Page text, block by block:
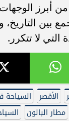
من أبرز
بين التاريخ،
التي لا تتكرر.
الأقصر
مطار البالون